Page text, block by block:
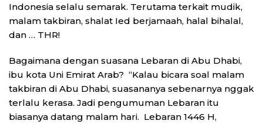
Indonesia selalu semarak. Terutama terkait mudik,
malam takbiran, shalat Ied berjamaah, halal bihalal,
dan … THR!
Bagaimana dengan suasana Lebaran di Abu Dhabi,
ibu kota Uni Emirat Arab? “Kalau bicara soal malam
takbiran di Abu Dhabi, suasananya sebenarnya nggak
terlalu kerasa. Jadi pengumuman Lebaran itu
biasanya datang malam hari. Lebaran 1446 H,